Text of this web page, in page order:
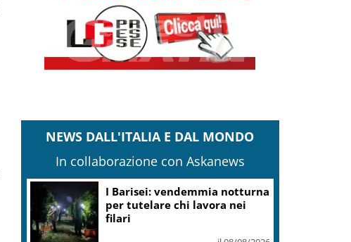
NEWS DALL'ITALIA E DAL MONDO
In collaborazione con Askanews
La Russa a Marcinelle: non
dico nulla per non sporcare
commemorazione